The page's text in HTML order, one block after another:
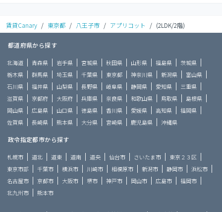
賃貸Canary / 東京都 / 八王子市 / アプリコット / (2LDK/2階)
都道府県から探す
北海道 青森県 岩手県 宮城県 秋田県 山形県 福島県
茨城県
栃木県
群馬県 埼玉県 千葉県 東京都 神奈川県 新潟県
富山県
石川県
福井県 山梨県 長野県 岐阜県 静岡県 愛知県
三重県
滋賀県
京都府 大阪府 兵庫県 奈良県 和歌山県 鳥取県
島根県
岡山県
広島県 山口県 徳島県 香川県 愛媛県 高知県
福岡県
佐賀県
長崎県 熊本県 大分県 宮崎県 鹿児島県 沖縄県
政令指定都市から探す
札幌市 道北 道東 道南 道央 仙台市 さいたま市
東京２３区
東京市部
千葉市 横浜市 川崎市 相模原市 新潟市 静岡市
浜松市
名古屋市
京都市 大阪市 堺市 神戸市 岡山市 広島市
福岡市
北九州市
熊本市